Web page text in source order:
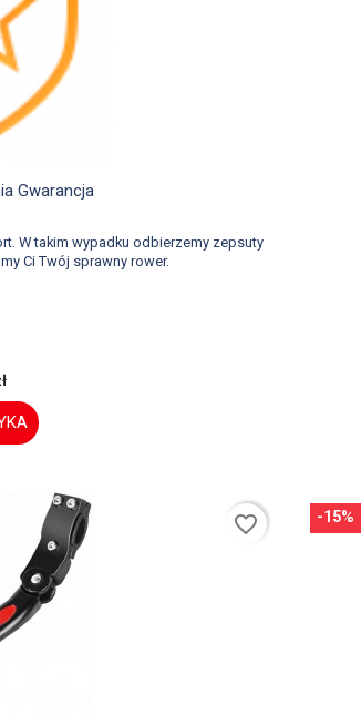
Gwarancja
W takim wypadku odbierzemy zepsuty
Ci Twój sprawny rower.
favorite_border -15%